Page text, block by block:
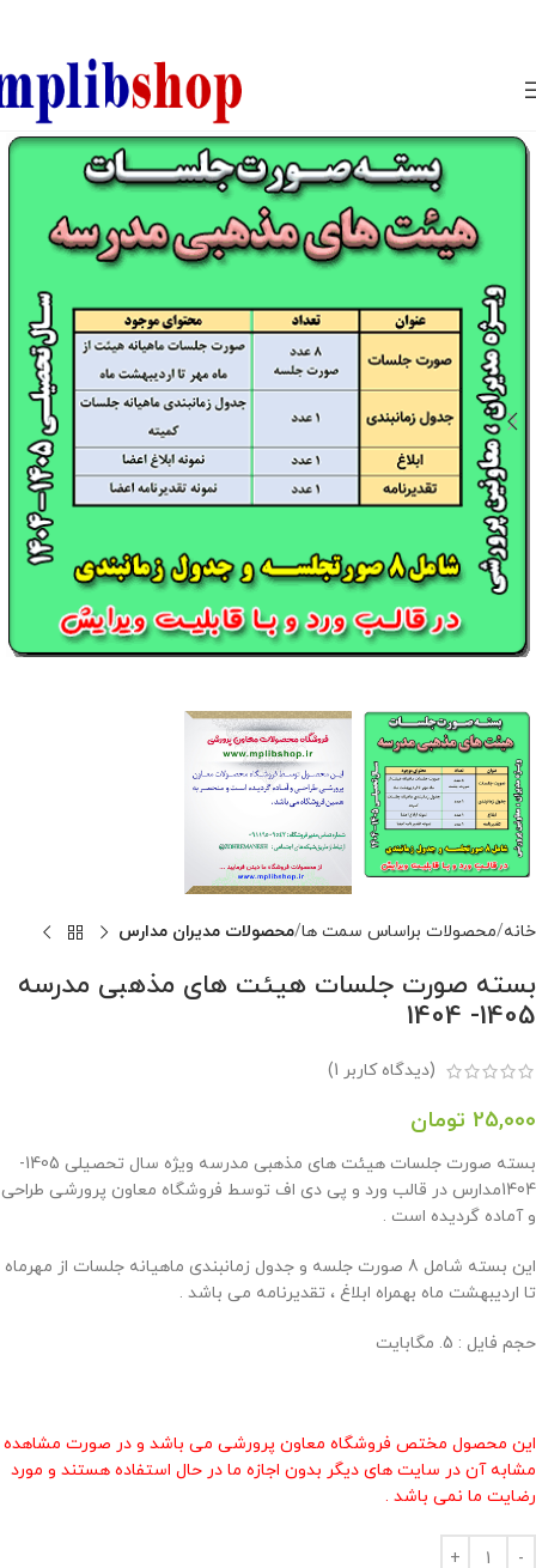
خانه محصولات براساس سمت ها محصولات مدیران مدارس
بسته صورت جلسات هیئت های مذهبی مدرسه
1405- 1404
(دیدگاه کاربر 1
)
25,000 تومان
بسته صورت جلسات هیئت های مذهبی مدرسه ویژه سال تحصیلی 1405-
1404مدارس در قالب ورد و پی دی اف توسط فروشگاه معاون پرورشی طراحی
و آماده گردیده است .
این بسته شامل 8 صورت جلسه و جدول زمانبندی ماهیانه جلسات از مهرماه
تا اردیبهشت ماه بهمراه ابلاغ ، تقدیرنامه می باشد .
حجم فایل : 5. مگابایت
این محصول مختص فروشگاه معاون پرورشی می باشد و در صورت مشاهده
مشابه آن در سایت های دیگر بدون اجازه ما در حال استفاده هستند و مورد
رضایت ما نمی باشد .